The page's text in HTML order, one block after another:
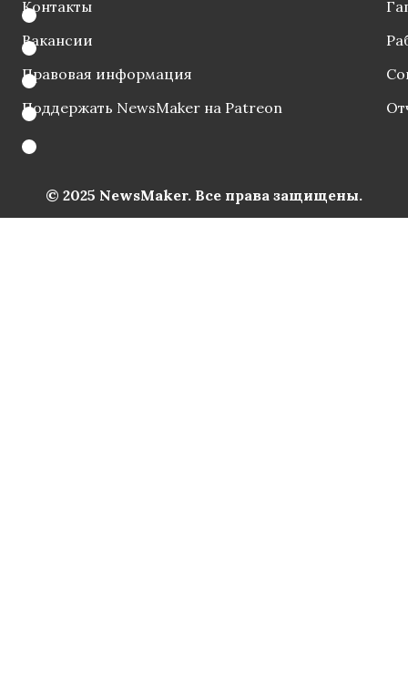
Контакты
Вакансии
Правовая информация
Поддержать NewsMaker на Patreon
© 2025 NewsMaker. Все права защищены.